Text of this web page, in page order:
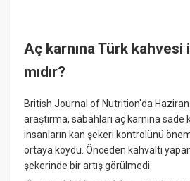
Aç karnına Türk kahvesi
mıdır?
British Journal of Nutrition'da Haziran
araştırma, sabahları aç karnına sade
insanların kan şekeri kontrolünü
ortaya koydu. Önceden kahvaltı
şekerinde bir artış görülmedi.